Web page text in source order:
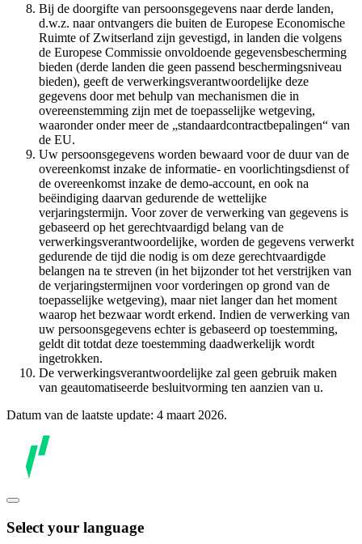
Bij de doorgifte van persoonsgegevens naar derde landen,
d.w.z. naar ontvangers die buiten de Europese Economische
Ruimte of Zwitserland zijn gevestigd, in landen die volgens
de Europese Commissie onvoldoende gegevensbescherming
bieden (derde landen die geen passend beschermingsniveau
bieden), geeft de verwerkingsverantwoordelijke deze
gegevens door met behulp van mechanismen die in
overeenstemming zijn met de toepasselijke wetgeving,
waaronder onder meer de „standaardcontractbepalingen“ van
de EU.
Uw persoonsgegevens worden bewaard voor de duur van de
overeenkomst inzake de informatie- en voorlichtingsdienst of
de overeenkomst inzake de demo-account, en ook na
beëindiging daarvan gedurende de wettelijke
verjaringstermijn. Voor zover de verwerking van gegevens is
gebaseerd op het gerechtvaardigd belang van de
verwerkingsverantwoordelijke, worden de gegevens verwerkt
gedurende de tijd die nodig is om deze gerechtvaardigde
belangen na te streven (in het bijzonder tot het verstrijken van
de verjaringstermijnen voor vorderingen op grond van de
toepasselijke wetgeving), maar niet langer dan het moment
waarop het bezwaar wordt erkend. Indien de verwerking van
uw persoonsgegevens echter is gebaseerd op toestemming,
geldt dit totdat deze toestemming daadwerkelijk wordt
ingetrokken.
De verwerkingsverantwoordelijke zal geen gebruik maken
van geautomatiseerde besluitvorming ten aanzien van u.
Datum van de laatste update: 4 maart 2026.
Select your language